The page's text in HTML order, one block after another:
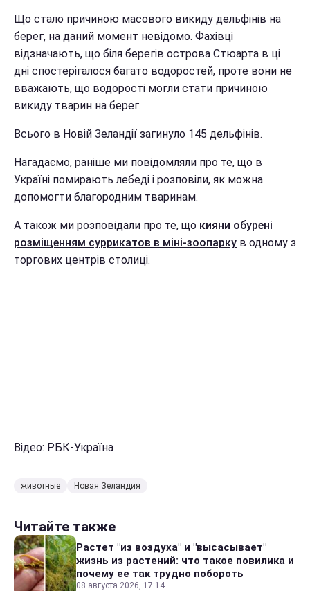
Що стало причиною масового викиду дельфінів на
берег, на даний момент невідомо. Фахівці
відзначають, що біля берегів острова Стюарта в ці
дні спостерігалося багато водоростей, проте вони не
вважають, що водорості могли стати причиною
викиду тварин на берег.
Всього в Новій Зеландії загинуло 145 дельфінів.
Нагадаємо, раніше ми повідомляли про те, що в
Україні помирають лебеді і розповіли, як можна
допомогти благородним тваринам.
А також ми розповідали про те, що кияни обурені
розміщенням суррикатов в міні-зоопарку в одному з
торгових центрів столиці.
Відео: РБК-Україна
животные Новая Зеландия
Читайте также
Растет "из воздуха" и "высасывает"
жизнь из растений: что такое повилика и
почему ее так трудно побороть
08 августа 2026, 17:14